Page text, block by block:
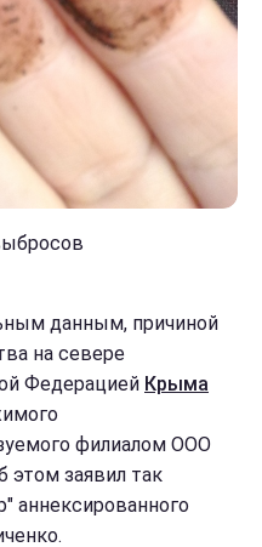
данным, причиной
на севере
Федерацией Крыма
филиалом ООО
этом заявил так
аннексированного